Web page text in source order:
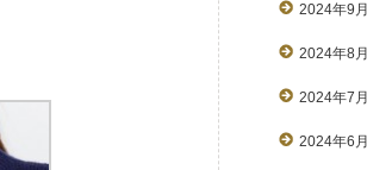
2024年9月
2024年8月
2024年7月
2024年6月